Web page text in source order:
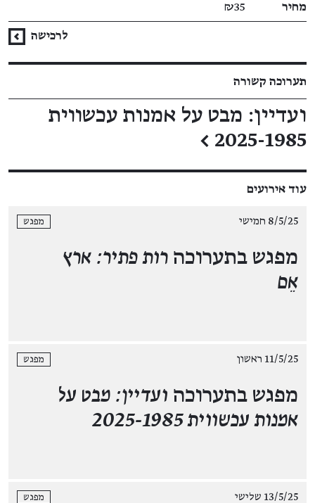
מחיר ₪35
לרכישה
תערוכה קשורה
ועדיין: מבט על אמנות עכשווית
2025-1985
←
עוד אירועים
8/5/25 חמישי מפגש
מפגש בתערוכה רות פתיר: ארץ
אֵם
11/5/25 ראשון מפגש
מפגש בתערוכה ועדיין: מבט על
אמנות עכשווית 2025-1985
13/5/25 שלישי מפגש